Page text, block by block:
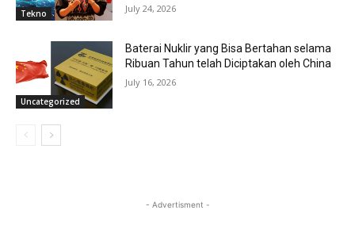
Tekno July 24, 2026
Uncategorized
Baterai Nuklir yang Bisa Bertahan selama
Ribuan Tahun telah Diciptakan oleh China
July 16, 2026
- Advertisment -